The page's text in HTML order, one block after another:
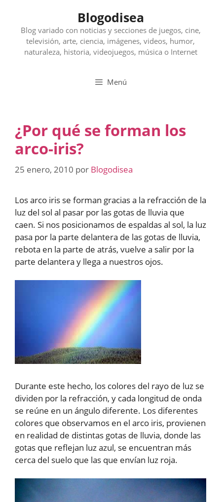
contenido
Blogodisea
Blog variado con noticias y secciones de juegos, cine,
televisión, arte, ciencia, imágenes, videos, humor,
naturaleza, historia, videojuegos, música o Internet
Menú
¿Por qué se forman los
arco-iris?
25 enero, 2010 por Blogodisea
Los arco iris se forman gracias a la refracción de la
luz del sol al pasar por las gotas de lluvia que
caen. Si nos posicionamos de espaldas al sol, la luz
pasa por la parte delantera de las gotas de lluvia,
rebota en la parte de atrás, vuelve a salir por la
parte delantera y llega a nuestros ojos.
Durante este hecho, los colores del rayo de luz se
dividen por la refracción, y cada longitud de onda
se reúne en un ángulo diferente. Los diferentes
colores que observamos en el arco iris, provienen
en realidad de distintas gotas de lluvia, donde las
gotas que reflejan luz azul, se encuentran más
cerca del suelo que las que envían luz roja.